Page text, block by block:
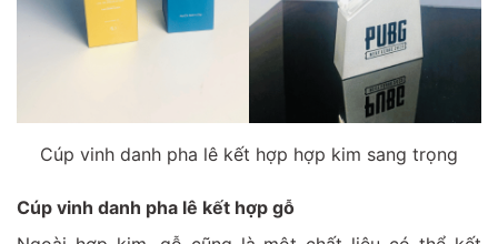
Cúp vinh danh pha lê kết hợp hợp kim sang trọng
Cúp vinh danh pha lê kết hợp gỗ